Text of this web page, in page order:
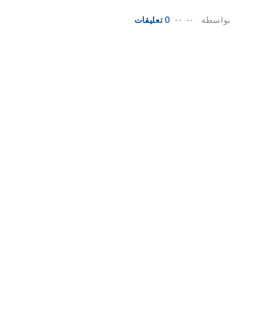
بواسطة --
-- 0 تعليقات